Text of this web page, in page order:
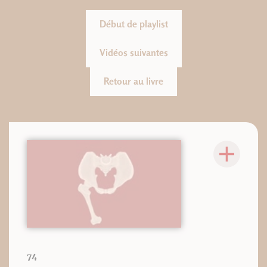
Début de playlist
Vidéos suivantes
Retour au livre
74